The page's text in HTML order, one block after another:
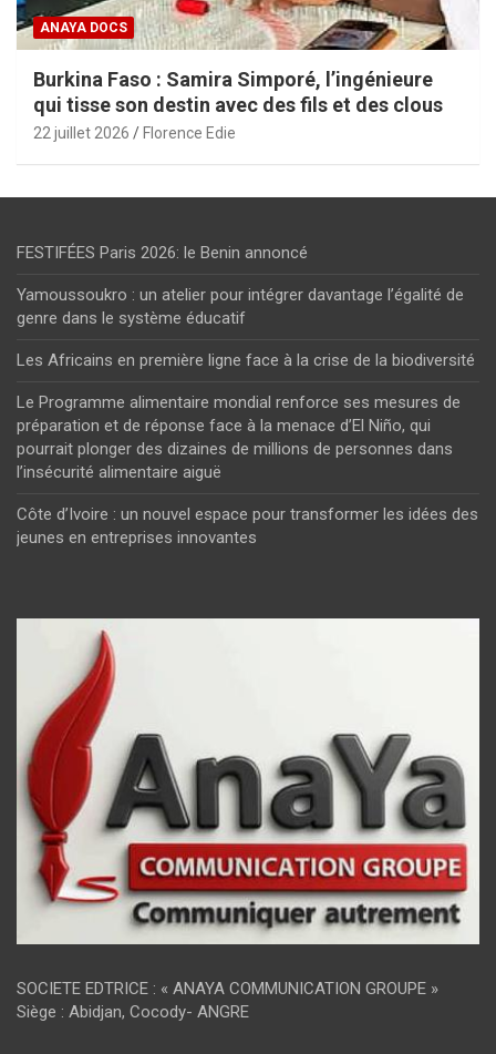
ANAYA DOCS
Burkina Faso : Samira Simporé, l’ingénieure
qui tisse son destin avec des fils et des clous
22 juillet 2026 Florence Edie
FESTIFÉES Paris 2026: le Benin annoncé
Yamoussoukro : un atelier pour intégrer davantage l’égalité de
genre dans le système éducatif
Les Africains en première ligne face à la crise de la biodiversité
Le Programme alimentaire mondial renforce ses mesures de
préparation et de réponse face à la menace d’El Niño, qui
pourrait plonger des dizaines de millions de personnes dans
l’insécurité alimentaire aiguë
Côte d’Ivoire : un nouvel espace pour transformer les idées des
jeunes en entreprises innovantes
SOCIETE EDTRICE : « ANAYA COMMUNICATION GROUPE »
Siège : Abidjan, Cocody- ANGRE